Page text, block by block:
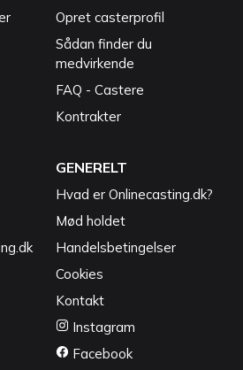
Opret casterprofil
Sådan finder du
medvirkende
FAQ - Castere
Kontrakter
GENERELT
Hvad er Onlinecasting.dk?
Mød holdet
Handelsbetingelser
Cookies
Kontakt
Instagram
Facebook